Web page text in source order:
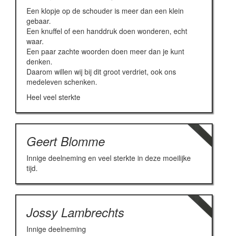
Een klopje op de schouder is meer dan een klein
gebaar.
Een knuffel of een handdruk doen wonderen, echt
waar.
Een paar zachte woorden doen meer dan je kunt
denken.
Daarom willen wij bij dit groot verdriet, ook ons
medeleven schenken.
Heel veel sterkte
Geert Blomme
Innige deelneming en veel sterkte in deze moeilijke
tijd.
Jossy Lambrechts
Innige deelneming